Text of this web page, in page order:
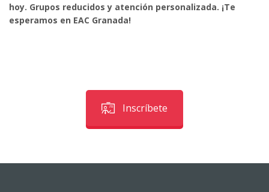
hoy. Grupos reducidos y atención personalizada. ¡Te
esperamos en EAC Granada!
Inscríbete